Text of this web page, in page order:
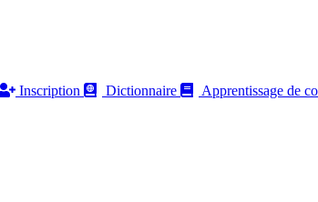
Inscription Dictionnaire
Apprentissage de